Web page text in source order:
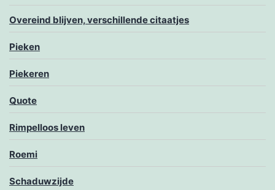
Overeind blijven, verschillende citaatjes
Pieken
Piekeren
Quote
Rimpelloos leven
Roemi
Schaduwzijde